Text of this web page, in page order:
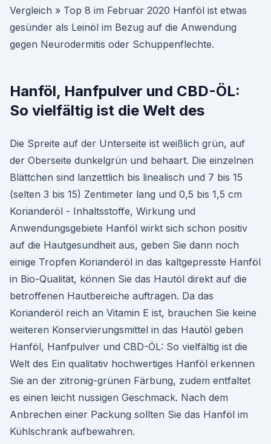
Vergleich » Top 8 im Februar 2020 Hanföl ist etwas
gesünder als Leinöl im Bezug auf die Anwendung
gegen Neurodermitis oder Schuppenflechte.
Hanföl, Hanfpulver und CBD-ÖL:
So vielfältig ist die Welt des
Die Spreite auf der Unterseite ist weißlich grün, auf
der Oberseite dunkelgrün und behaart. Die einzelnen
Blättchen sind lanzettlich bis linealisch und 7 bis 15
(selten 3 bis 15) Zentimeter lang und 0,5 bis 1,5 cm
Korianderöl - Inhaltsstoffe, Wirkung und
Anwendungsgebiete Hanföl wirkt sich schon positiv
auf die Hautgesundheit aus, geben Sie dann noch
einige Tropfen Korianderöl in das kaltgepresste Hanföl
in Bio-Qualität, können Sie das Hautöl direkt auf die
betroffenen Hautbereiche auftragen. Da das
Korianderöl reich an Vitamin E ist, brauchen Sie keine
weiteren Konservierungsmittel in das Hautöl geben
Hanföl, Hanfpulver und CBD-ÖL: So vielfältig ist die
Welt des Ein qualitativ hochwertiges Hanföl erkennen
Sie an der zitronig-grünen Färbung, zudem entfaltet
es einen leicht nussigen Geschmack. Nach dem
Anbrechen einer Packung sollten Sie das Hanföl im
Kühlschrank aufbewahren.